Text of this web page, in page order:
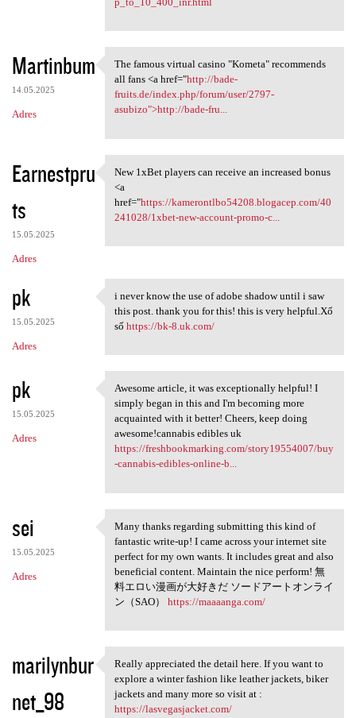
Martinbum
14.05.2025
Adres
The famous virtual casino
The famous virtual casino "Kometa" recommends
all fans <a href="http://bade-
fruits.de/index.php/forum/user/2797-
asubizo">http://bade-fru...
Earnestpru
ts
15.05.2025
Adres
New 1xBet players can receive
New 1xBet players can receive an increased bonus
<a
href="https://kamerontlbo54208.blogacep.com/40
241028/1xbet-new-account-promo-c...
pk
15.05.2025
Adres
i never know the use of adobe
i never know the use of adobe shadow until i saw
this post. thank you for this! this is very helpful.Xổ
số https://bk-8.uk.com/
pk
15.05.2025
Adres
Awesome article, it was
Awesome article, it was exceptionally helpful! I
simply began in this and I'm becoming more
acquainted with it better! Cheers, keep doing
awesome!cannabis edibles uk
https://freshbookmarking.com/story19554007/buy
-cannabis-edibles-online-b...
sei
15.05.2025
Adres
Many thanks regarding
Many thanks regarding submitting this kind of
fantastic write-up! I came across your internet site
perfect for my own wants. It includes great and also
beneficial content. Maintain the nice perform! 無
料エロい漫画が大好きだ ソードアートオンライ
ン（SAO） https://maaaanga.com/
marilynbur
net_98
Really appreciated the detail
Really appreciated the detail here. If you want to
explore a winter fashion like leather jackets, biker
jackets and many more so visit at :
https://lasvegasjacket.com/